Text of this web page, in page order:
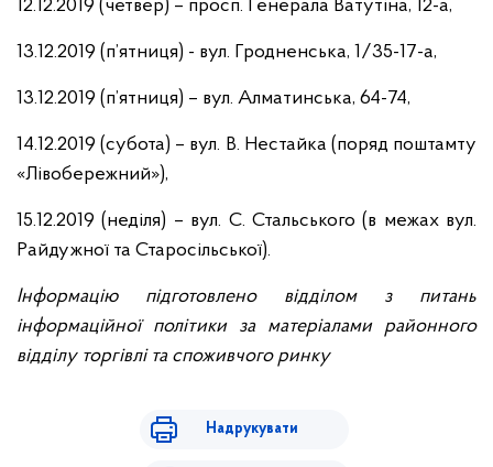
12.12.2019 (четвер) – просп. Генерала Ватутіна, 12-а,
13.12.2019 (п’ятниця) - вул. Гродненська, 1/35-17-а,
13.12.2019 (п’ятниця) – вул. Алматинська, 64-74,
14.12.2019 (субота) – вул. В. Нестайка (поряд поштамту
«Лівобережний»),
15.12.2019 (неділя) – вул. С. Стальського (в межах вул.
Райдужної та Старосільської).
Інформацію підготовлено відділом з питань
інформаційної політики за матеріалами районного
відділу торгівлі та споживчого ринку
Надрукувати